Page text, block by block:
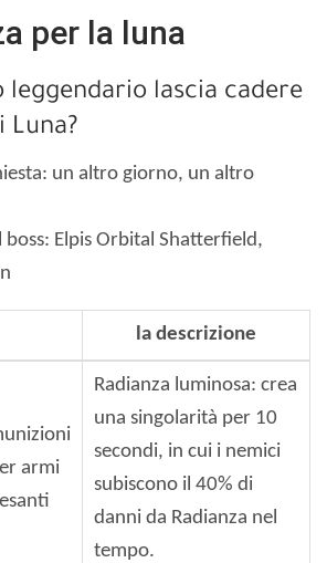
per la luna
leggendario lascia cadere
Luna?
un altro giorno, un altro
boss: Elpis Orbital Shatterfield,
la descrizione
armi
Radianza luminosa: crea
una singolarità per 10
secondi, in cui i nemici
subiscono il 40% di
danni da Radianza nel
tempo.